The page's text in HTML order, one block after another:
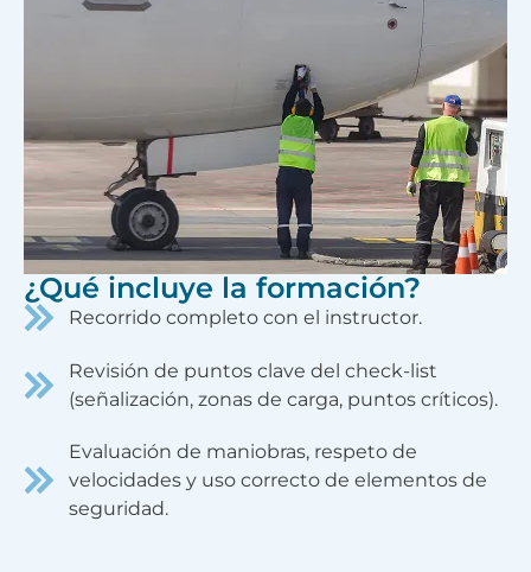
¿Qué incluye la formación?
Recorrido completo con el instructor.
Revisión de puntos clave del check-list
(señalización, zonas de carga, puntos críticos).
Evaluación de maniobras, respeto de
velocidades y uso correcto de elementos de
seguridad.